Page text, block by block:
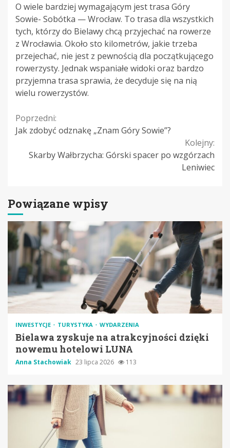
O wiele bardziej wymagającym jest trasa Góry
Sowie- Sobótka — Wrocław. To trasa dla wszystkich
tych, którzy do Bielawy chcą przyjechać na rowerze
z Wrocławia. Około sto kilometrów, jakie trzeba
przejechać, nie jest z pewnością dla początkującego
rowerzysty. Jednak wspaniałe widoki oraz bardzo
przyjemna trasa sprawia, że decyduje się na nią
wielu rowerzystów.
Continue
Reading
Poprzedni:
Jak zdobyć odznakę „Znam Góry Sowie”?
Kolejny:
Skarby Wałbrzycha: Górski spacer po wzgórzach
Leniwiec
Powiązane wpisy
INWESTYCJE TURYSTYKA WYDARZENIA
Bielawa zyskuje na atrakcyjności dzięki
nowemu hotelowi LUNA
Anna Stachowiak 23 lipca 2026 113